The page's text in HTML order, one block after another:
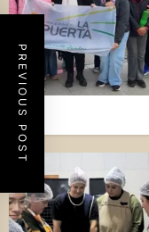
PREVIOUS POST